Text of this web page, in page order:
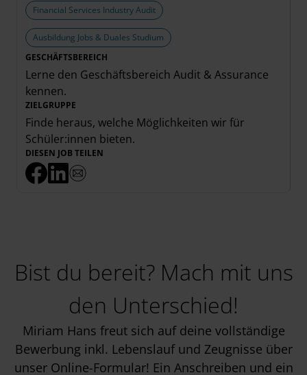
Financial Services Industry Audit
Ausbildung Jobs & Duales Studium
GESCHÄFTSBEREICH
Lerne den Geschäftsbereich Audit & Assurance
kennen.
ZIELGRUPPE
Finde heraus, welche Möglichkeiten wir für
Schüler:innen bieten.
DIESEN JOB TEILEN
Bist du bereit? Mach mit uns
den Unterschied!
Miriam Hans freut sich auf deine vollständige
Bewerbung inkl. Lebenslauf und Zeugnisse über
unser Online-Formular! Ein Anschreiben und ein